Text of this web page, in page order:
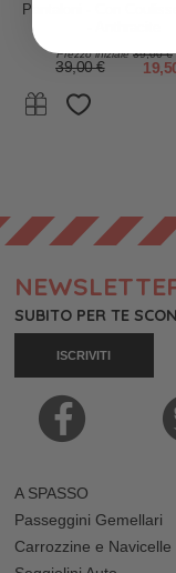
Pantaloni - Con
Prezzo iniziale39,00 €
39,00 €
SUBITO PER TE
ISCRIVITI
A SPASSO
Passeggini Gemellari
Carrozzine e Navicelle